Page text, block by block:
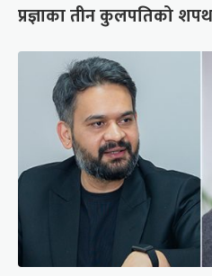
प्रज्ञाका तीन कुलपतिको